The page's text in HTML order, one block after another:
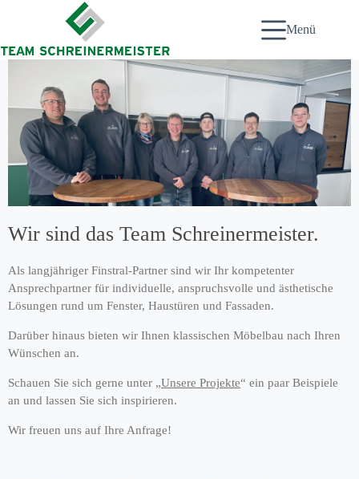
Menü
Wir sind das Team Schreinermeister.
Als langjähriger Finstral-Partner sind wir Ihr kompetenter
Ansprechpartner für individuelle, anspruchsvolle und ästhetische
Lösungen rund um Fenster, Haustüren und Fassaden.
Darüber hinaus bieten wir Ihnen klassischen Möbelbau nach Ihren
Wünschen an.
Schauen Sie sich gerne unter „Unsere Projekte“ ein paar Beispiele
an und lassen Sie sich inspirieren.
Wir freuen uns auf Ihre Anfrage!